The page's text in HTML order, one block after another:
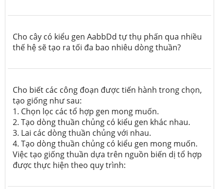
Cho cây có kiểu gen AabbDd tự thụ phấn qua nhiều
thế hệ sẽ tạo ra tối đa bao nhiêu dòng thuần?
Cho biết các công đoạn được tiến hành trong chọn,
tạo giống như sau:
1. Chọn lọc các tổ hợp gen mong muốn.
2. Tạo dòng thuần chủng có kiểu gen khác nhau.
3. Lai các dòng thuần chủng với nhau.
4. Tạo dòng thuần chủng có kiểu gen mong muốn.
Việc tạo giống thuần dựa trên nguồn biến dị tổ hợp
được thực hiện theo quy trình: